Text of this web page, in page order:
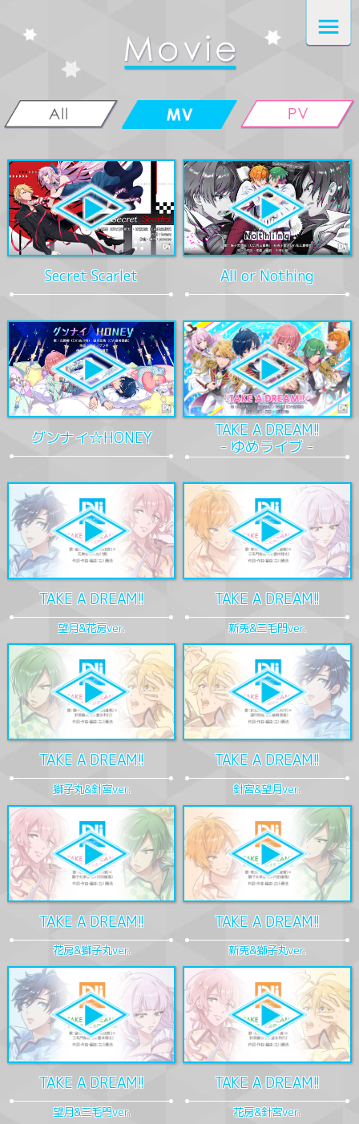
Secret Scarlet All or Nothing
グンナイ☆HONEY
TAKE A DREAM!!
- ゆめライブ -
TAKE A DREAM!!
望月&花房ver.
TAKE A DREAM!!
新兎&三毛門ver.
TAKE A DREAM!!
獅子丸&針宮ver.
TAKE A DREAM!!
針宮&望月ver.
TAKE A DREAM!!
花房&獅子丸ver.
TAKE A DREAM!!
新兎&獅子丸ver.
TAKE A DREAM!!
望月&三毛門ver.
TAKE A DREAM!!
花房&針宮ver.